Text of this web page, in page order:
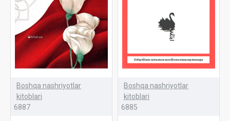
Boshqa nashriyotlar
kitoblari
6887
Boshqa nashriyotlar
kitoblari
6885